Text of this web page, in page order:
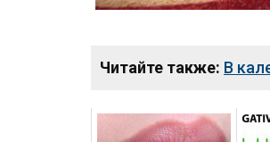
Читайте также: В